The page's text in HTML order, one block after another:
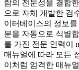
람의 전문성을 결합
으로 자체 개발한 검
이터베이스의 정보
분을 자동으로 식별
를 가진 전문 인력이
매뉴얼에 따라 모든
이처럼 엄격한 매뉴